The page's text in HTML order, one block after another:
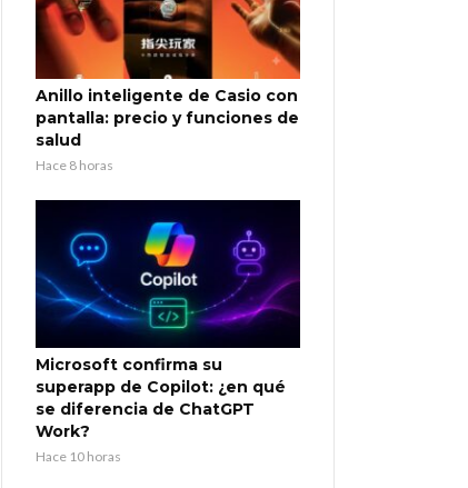
Anillo inteligente de Casio con
pantalla: precio y funciones de
salud
Hace 8 horas
Microsoft confirma su
superapp de Copilot: ¿en qué
se diferencia de ChatGPT
Work?
Hace 10 horas